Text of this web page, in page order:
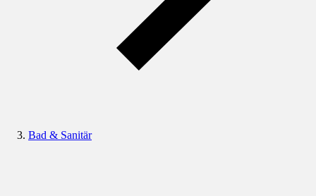
Bad & Sanitär